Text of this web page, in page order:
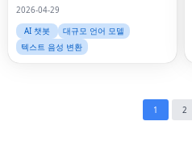
2026-04-29
AI 챗봇
대규모 언어 모델
텍스트 음성 변환
1 2